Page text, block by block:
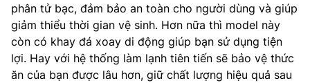
phân tử bạc, đảm bảo an toàn cho người dùng và giúp
giảm thiểu thời gian vệ sinh. Hơn nữa thì model này
còn có khay đá xoay di động giúp bạn sử dụng tiện
lợi. Hay với hệ thống làm lạnh tiên tiến sẽ bảo vệ thức
ăn của bạn được lâu hơn, giữ chất lượng hiệu quả sau